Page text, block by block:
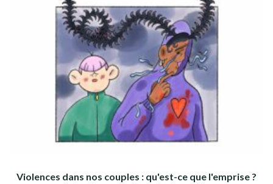
Violences dans nos couples : qu'est-ce que l'emprise ?